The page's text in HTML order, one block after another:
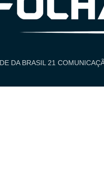
DA BRASIL 21